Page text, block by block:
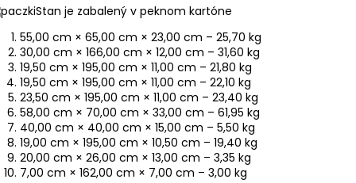
Stan je zabalený v peknom kartóne
55,00 cm × 65,00 cm × 23,00 cm – 25,70 kg
30,00 cm × 166,00 cm × 12,00 cm – 31,60 kg
19,50 cm × 195,00 cm × 11,00 cm – 21,80 kg
19,50 cm × 195,00 cm × 11,00 cm – 22,10 kg
23,50 cm × 195,00 cm × 11,00 cm – 23,40 kg
58,00 cm × 70,00 cm × 33,00 cm – 61,95 kg
40,00 cm × 40,00 cm × 15,00 cm – 5,50 kg
19,00 cm × 195,00 cm × 10,50 cm – 19,40 kg
20,00 cm × 26,00 cm × 13,00 cm – 3,35 kg
7,00 cm × 162,00 cm × 7,00 cm – 3,00 kg